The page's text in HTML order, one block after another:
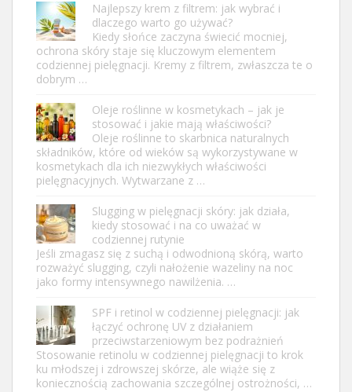
Najlepszy krem z filtrem: jak wybrać i
dlaczego warto go używać?
Kiedy słońce zaczyna świecić mocniej,
ochrona skóry staje się kluczowym elementem
codziennej pielęgnacji. Kremy z filtrem, zwłaszcza te o
dobrym …
Oleje roślinne w kosmetykach – jak je
stosować i jakie mają właściwości?
Oleje roślinne to skarbnica naturalnych
składników, które od wieków są wykorzystywane w
kosmetykach dla ich niezwykłych właściwości
pielęgnacyjnych. Wytwarzane z …
Slugging w pielęgnacji skóry: jak działa,
kiedy stosować i na co uważać w
codziennej rutynie
Jeśli zmagasz się z suchą i odwodnioną skórą, warto
rozważyć slugging, czyli nałożenie wazeliny na noc
jako formy intensywnego nawilżenia. …
SPF i retinol w codziennej pielęgnacji: jak
łączyć ochronę UV z działaniem
przeciwstarzeniowym bez podrażnień
Stosowanie retinolu w codziennej pielęgnacji to krok
ku młodszej i zdrowszej skórze, ale wiąże się z
koniecznością zachowania szczególnej ostrożności, …